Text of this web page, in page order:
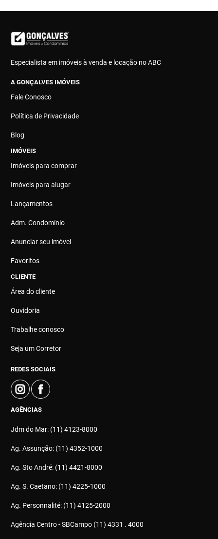
Especialista em imóveis à venda e locação no ABC
A GONÇALVES IMÓVEIS
Fale Conosco
Política de Privacidade
Blog
IMÓVEIS
Imóveis para comprar
Imóveis para alugar
Lançamentos
Adm. Condomínio
Anunciar seu imóvel
Favoritos
CLIENTE
Área do cliente
Ouvidoria
Trabalhe conosco
Seja um Corretor
REDES SOCIAIS
AGÊNCIAS
Jdm do Mar: (11) 4123-8000
Ag. Assunção: (11) 4352-1000
Ag. Sto André: (11) 4421-8000
Ag. S. Caetano: (11) 4225-1000
Ag. Personnalité: (11) 4125-2000
Agência Centro - SBCampo (11) 4331 . 4000